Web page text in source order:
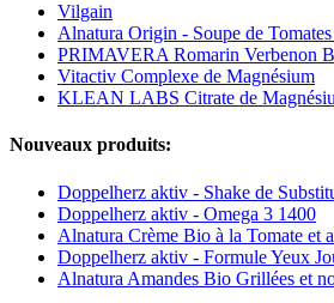
Vilgain
Alnatura Origin - Soupe de
PRIMAVERA Romarin Verbenon
Vitactiv Complexe de Magnésium
KLEAN LABS Citrate de
Nouveaux produits:
Doppelherz aktiv - Shake de
Doppelherz aktiv - Omega 3 1400
Alnatura Crème Bio à la Tomate et
Doppelherz aktiv - Formule Yeux
Alnatura Amandes Bio Grillées et